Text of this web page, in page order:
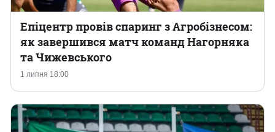
1 липня 18:00
Епіцентр провів спаринг з Агробізнесом:
як завершився матч команд Нагорняка
та Чижевського